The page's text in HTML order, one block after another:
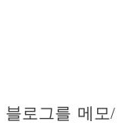
로그를 메모/